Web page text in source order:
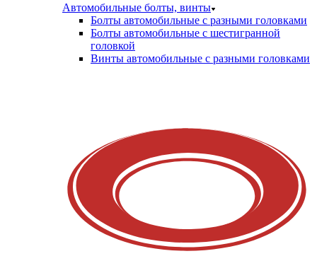
Автомобильные болты, винты
Болты автомобильные с разными головками
Болты автомобильные с шестигранной
головкой
Винты автомобильные с разными головками